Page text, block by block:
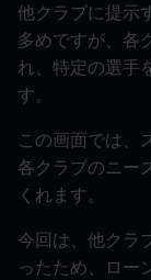
他クラブに提示
多めですが、各
れ、特定の選手
す。
この画面では、
各クラブのニー
くれます。
今回は、他クラ
ったため、ロー